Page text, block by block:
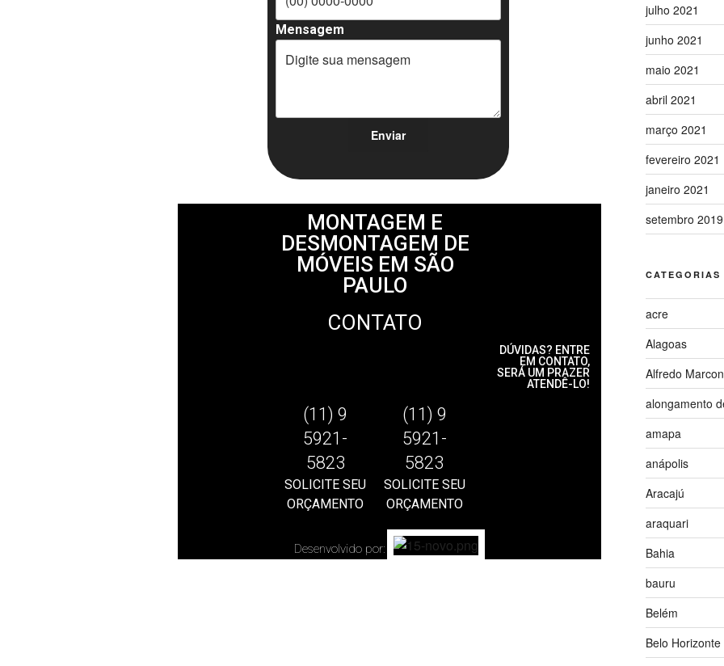
Mensagem
MONTAGEM E
DESMONTAGEM DE
MÓVEIS EM SÃO
PAULO
CONTATO
(11) 9
5921-
5823
SOLICITE SEU
ORÇAMENTO
(11) 9
5921-
5823
SOLICITE SEU
ORÇAMENTO
DÚVIDAS? ENTRE
EM CONTATO,
SERÁ UM PRAZER
ATENDÊ-LO!
Desenvolvido por:
julho 2021
junho 2021
maio 2021
abril 2021
março 2021
fevereiro 2021
janeiro 2021
setembro 2019
CATEGORIAS
acre
Alagoas
Alfredo
alongamento
amapa
anápolis
Aracajú
araquari
Bahia
bauru
Belém
Belo Horizonte